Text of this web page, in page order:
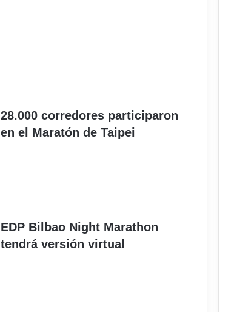
28.000 corredores participaron
en el Maratón de Taipei
EDP Bilbao Night Marathon
tendrá versión virtual